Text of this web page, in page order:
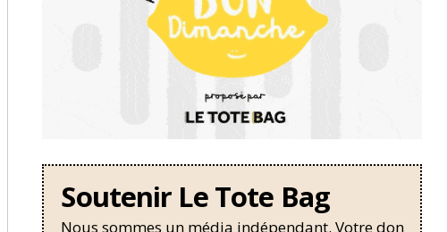
Soutenir Le Tote Bag
Nous sommes un média indépendant. Votre don